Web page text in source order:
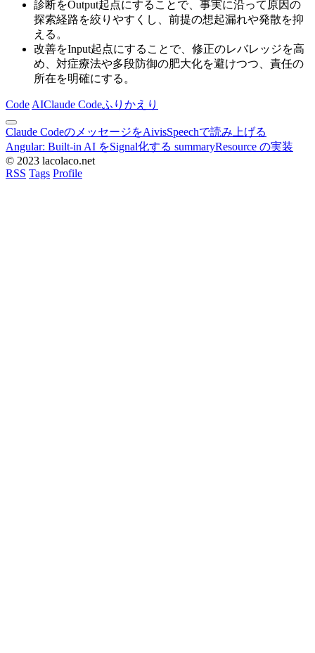
診断をOutput起点にすることで、事実に沿って原因の
探索経路を絞りやすくし、前提の想起漏れや発散を抑
える。
改善をInput起点にすることで、修正のレバレッジを高
め、対症療法や多段防御の肥大化を避けつつ、責任の
所在を明確にする。
Code AIClaude Codeふりかえり
Claude CodeのメッセージをAivisSpeechで読み上げる
Angular: Built-in AI をSignal化する summaryResource の実装
© 2023 lacolaco.net
RSS Tags Profile